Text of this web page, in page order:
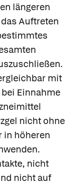
längeren
Auftreten
mit
Einnahme
nicht ohne
in höheren
nicht
nicht auf